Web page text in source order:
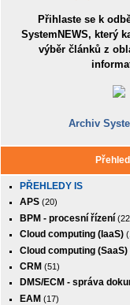
Přihlaste se k
SystemNEWS, který
výběr článků z
Archiv
PŘEHLEDY IS
APS (20)
BPM - procesní řízení
Cloud computing (IaaS)
Cloud computing (SaaS)
CRM (51)
DMS/ECM - správa
EAM (17)